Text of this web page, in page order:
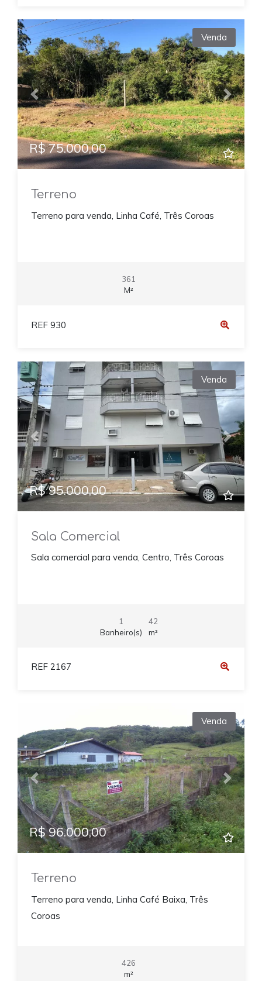
Previous Next
Venda
R$ 75.000,00
Terreno
Terreno para venda, Linha Café, Três Coroas
361
M²
REF 930
Previous Next
Venda
R$ 95.000,00
Sala Comercial
Sala comercial para venda, Centro, Três Coroas
1
Banheiro(s)
42
m²
REF 2167
Previous Next
Venda
R$ 96.000,00
Terreno
Terreno para venda, Linha Café Baixa, Três
Coroas
426
m²